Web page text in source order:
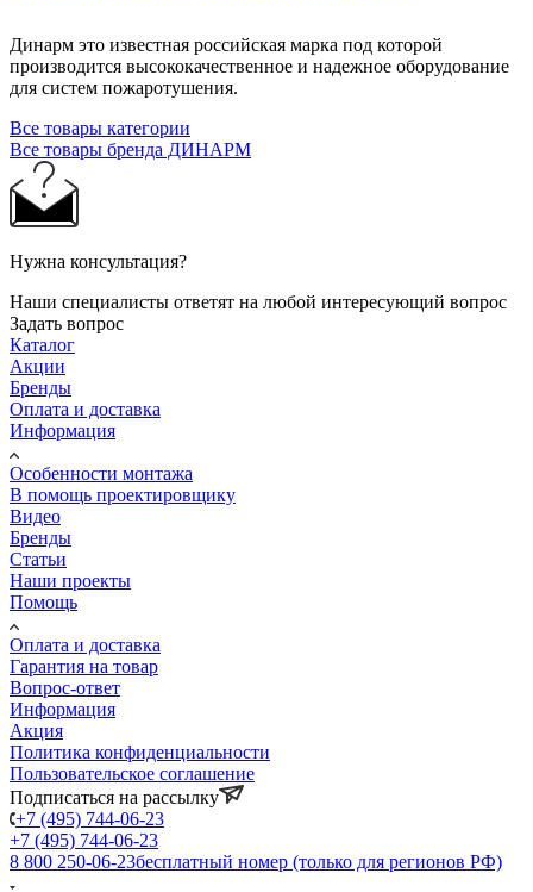
Динарм это известная российская марка под которой
производится высококачественное и надежное оборудование
для систем пожаротушения.
Все товары категории
Все товары бренда ДИНАРМ
Нужна консультация?
Наши специалисты ответят на любой интересующий вопрос
Задать вопрос
Каталог
Акции
Бренды
Оплата и доставка
Информация
Особенности монтажа
В помощь проектировщику
Видео
Бренды
Статьи
Наши проекты
Помощь
Оплата и доставка
Гарантия на товар
Вопрос-ответ
Информация
Акция
Политика конфиденциальности
Пользовательское соглашение
Подписаться на рассылку
+7 (495) 744-06-23
+7 (495) 744-06-23
8 800 250-06-23бесплатный номер (только для регионов РФ)